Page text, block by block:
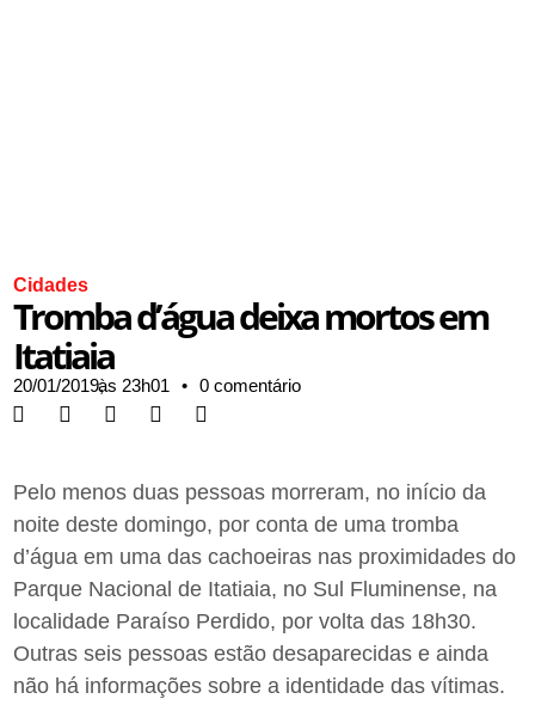
Cidades
Tromba d’água deixa mortos em
Itatiaia
20/01/2019,às 23h01 • 0 comentário
Pelo menos duas pessoas morreram, no início da
noite deste domingo, por conta de uma tromba
d’água em uma das cachoeiras nas proximidades do
Parque Nacional de Itatiaia, no Sul Fluminense, na
localidade Paraíso Perdido, por volta das 18h30.
Outras seis pessoas estão desaparecidas e ainda
não há informações sobre a identidade das vítimas.